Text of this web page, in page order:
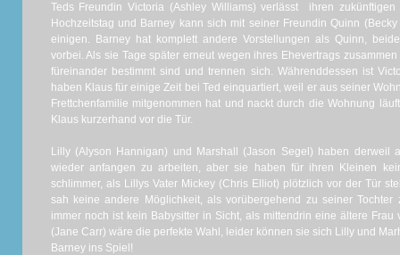
Teds Freundin Victoria (Ashley Williams) verlässt ihren
Hochzeitstag und Barney kann sich mit seiner Freundin Quinn
einigen. Barney hat komplett andere Vorstellungen als Quinn,
vorbei. Als sie Tage später erneut wegen ihres Ehevertrags
füreinander bestimmt sind und trennen sich. Währenddessen ist
haben Klaus für einige Zeit bei Ted einquartiert, weil er aus seiner
Frettchenfamilie mitgenommen hat und nackt durch die Wohnung
Klaus kurzerhand vor die Tür.
Lilly (Alyson Hannigan) und Marshall (Jason Segel) haben derweil
wieder anfangen zu arbeiten, aber sie haben für ihren Kleinen
schlimmer, als Lillys Vater Mickey (Chris Elliot) plötzlich vor der Tür
sah keine andere Möglichkeit, als vorübergehend zu seiner
immer noch ist kein Babysitter in Sicht, als mittendrin eine ältere Frau
(Jane Carr) wäre die perfekte Wahl, leider können sie sich Lilly und
Barney ins Spiel!